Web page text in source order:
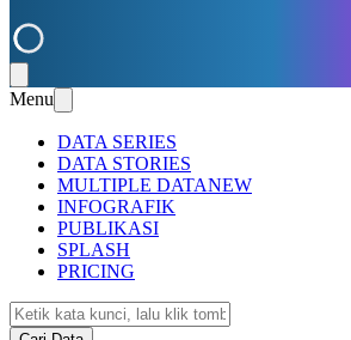
Menu
DATA SERIES
DATA STORIES
MULTIPLE DATANEW
INFOGRAFIK
PUBLIKASI
SPLASH
PRICING